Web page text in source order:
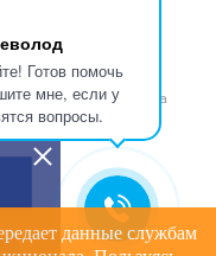
Готов помочь
мне, если у
вопросы.
права защищены.
на данном сайте,
гиперссылки на
данные службам